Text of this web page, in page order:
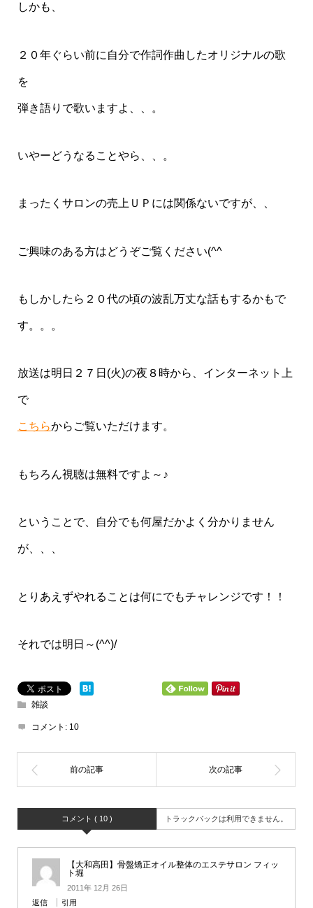
しかも、
２０年ぐらい前に自分で作詞作曲したオリジナルの歌
を
弾き語りで歌いますよ、、。
いやーどうなることやら、、。
まったくサロンの売上ＵＰには関係ないですが、、
ご興味のある方はどうぞご覧ください(^^ゞ
もしかしたら２０代の頃の波乱万丈な話もするかもで
す。。。
放送は明日２７日(火)の夜８時から、インターネット上
で
こちらからご覧いただけます。
もちろん視聴は無料ですよ～♪
ということで、自分でも何屋だかよく分かりません
が、、、
とりあえずやれることは何にでもチャレンジです！！
それでは明日～(^^)/
雑談
コメント: 10
コメント ( 10 ) トラックバックは利用できません。
【大和高田】骨盤矯正オイル整体のエステサロン フィッ
ト堀
2011年 12月 26日
返信
引用